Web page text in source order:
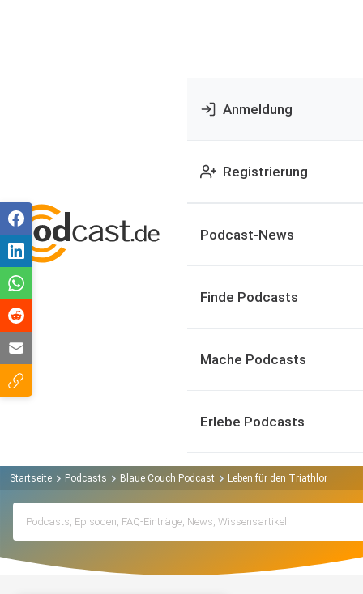
Anmeldung
Registrierung
Podcast-News
Finde Podcasts
Mache Podcasts
Erlebe Podcasts
Startseite Podcasts Blaue Couch Podcast Leben für den Triathlon: Alice